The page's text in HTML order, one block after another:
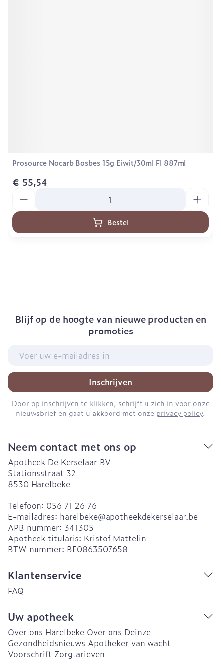
Prosource Nocarb Bosbes 15g Eiwit/30ml Fl 887ml
€ 55,54
Bestel
Blijf op de hoogte van nieuwe producten en
promoties
Inschrijven
Door op inschrijven te klikken, schrijft u zich in voor onze
nieuwsbrief en gaat u akkoord met onze privacy policy.
Neem contact met ons op
Apotheek De Kerselaar BV
Stationsstraat 32
8530 Harelbeke
Telefoon: 056 71 26 76
E-mailadres: harelbeke@apotheekdekerselaar.be
APB nummer: 341305
Apotheek titularis: Kristof Mattelin
BTW nummer: BE0863507658
Klantenservice
FAQ
Uw apotheek
Over ons Harelbeke Over ons Deinze
Gezondheidsnieuws Apotheker van wacht
Voorschrift Zorgtarieven